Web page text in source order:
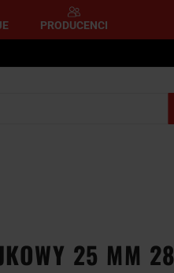
PRODUCENCI
Narzędzia pneumatyczne
Narzędzia
25 MM